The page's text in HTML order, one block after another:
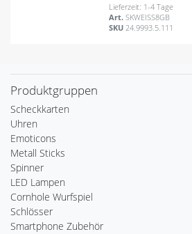
Lieferzeit: 1-4 Tage
Art.SKWEISS8GB
SKU 24.9993.5.111
Produktgruppen
Scheckkarten
Uhren
Emoticons
Metall Sticks
Spinner
LED Lampen
Cornhole Wurfspiel
Schlösser
Smartphone Zubehör